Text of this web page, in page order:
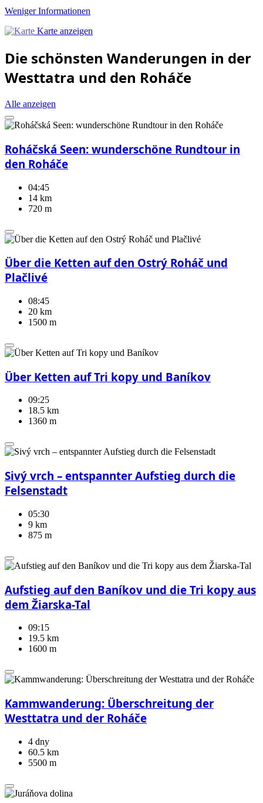
Weniger Informationen
Karte anzeigen
Die schönsten Wanderungen in der
Westtatra und den Roháče
Alle anzeigen
Roháčská Seen: wunderschöne Rundtour in
den Roháče
04:45
14 km
720 m
Über die Ketten auf den Ostrý Roháč und
Plačlivé
08:45
20 km
1500 m
Über Ketten auf Tri kopy und Baníkov
09:25
18.5 km
1360 m
Sivý vrch – entspannter Aufstieg durch die
Felsenstadt
05:30
9 km
875 m
Aufstieg auf den Baníkov und die Tri kopy aus
dem Žiarska-Tal
09:15
19.5 km
1600 m
Kammwanderung: Überschreitung der
Westtatra und der Roháče
4 dny
60.5 km
5500 m